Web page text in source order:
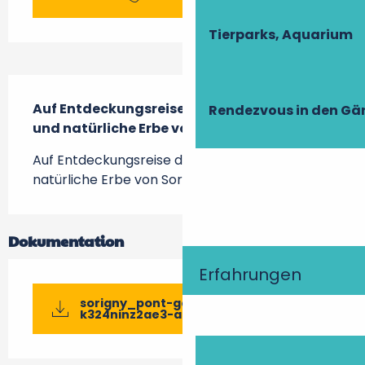
Tierparks, Aquarium
Rendezvous in den
Erfahrungen
Auf Entdeckungsreise durch das bauliche
und natürliche Erbe von Sorigny.
Auf Entdeckungsreise durch das bauliche und
natürliche Erbe von Sorigny.
Dokumentation
sorigny_pont-gaultier-2025-impr-
k324ninz2ae3-ad...